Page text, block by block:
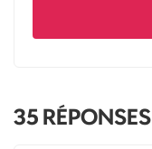
35 RÉPONSES